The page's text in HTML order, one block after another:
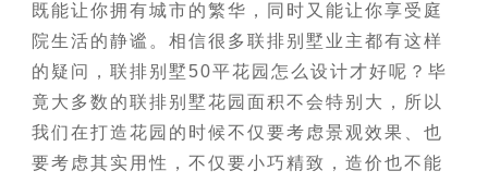
既能让你拥有城市的繁华，同时又能让你享受庭
院生活的静谧。相信很多联排别墅业主都有这样
的疑问，联排别墅50平花园怎么设计才好呢？毕
竟大多数的联排别墅花园面积不会特别大，所以
我们在打造花园的时候不仅要考虑景观效果、也
要考虑其实用性，不仅要小巧精致，造价也不能